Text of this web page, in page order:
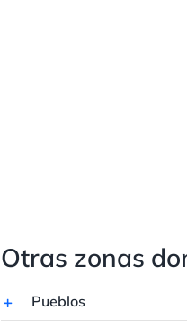
Otras zonas
Pueblos